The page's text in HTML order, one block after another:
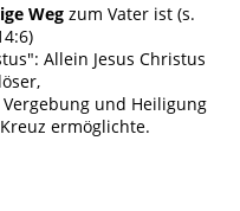
Weg zum Vater ist (s.
Allein Jesus Christus
und Heiligung
ermöglichte.